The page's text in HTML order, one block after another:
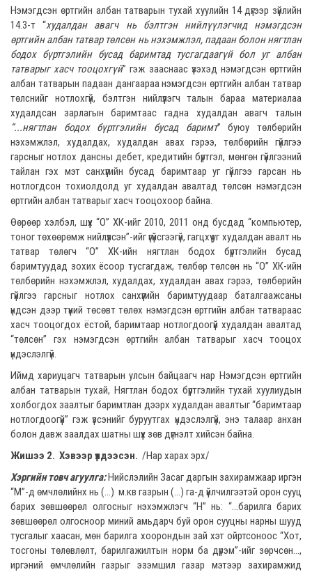
Нэмэгдсэн өртгийн албан татварын тухай хуулийн 14 дүгээр зүйлийн
14.3-т “худалдан авагч нь бэлтгэн нийлүүлэгчид нэмэгдсэн
өртгийн албан татвар төлсөн нь нэхэмжлэл, падаан болон нягтлан
бодох бүртгэлийн бусад баримтад тусгагдаагүй бол уг албан
татварыг хасч тооцохгүй” гэж зааснаас үзэхэд нэмэгдсэн өртгийн
албан татварын падаан дангаараа нэмэгдсэн өртгийн албан татвар
төлснийг нотлохгүй, бэлтгэн нийлүүлэгч талын бараа материалаа
худалдсан зарлагын баримтаас гадна худалдан авагч талын
“...нягтлан бодох бүртгэлийн бусад баримт” буюу төлбөрийн
нэхэмжлэл, худалдах, худалдан авах гэрээ, төлбөрийн гүйлгээ
гарсныг нотлох дансны дебет, кредитийн бүртгэл, мөнгөн гүйлгээний
тайлан гэх мэт санхүүгийн бусад баримтаар уг гүйлгээ гарсан нь
нотлогдсон тохиолдолд уг худалдан авалтад төлсөн нэмэгдсэн
өртгийн албан татварыг хасч тооцохоор байна.
Өөрөөр хэлбэл, шүүх “О” ХК-ийг 2010, 2011 онд бусдад “компьютер,
тоног төхөөрөмж нийлүүлсэн”-ийг үгүйсгээгүй, гагцхүү уг худалдан авалт нь
татвар төлөгч “О” ХК-ийн нягтлан бодох бүртгэлийн бусад
баримтуудад зохих ёсоор тусгагдаж, төлбөр төлсөн нь “О” ХК-ийн
төлбөрийн нэхэмжлэл, худалдах, худалдан авах гэрээ, төлбөрийн
гүйлгээ гарсныг нотлох санхүүгийн баримтуудаар баталгаажсаны
үндсэн дээр түүний төсөвт төлөх нэмэгдсэн өртгийн албан татвараас
хасч тооцогдох ёстой, баримтаар нотлогдоогүй худалдан авалтад
“төлсөн” гэх нэмэгдсэн өртгийн албан татварыг хасч тооцох
үндэслэлгүй.
Иймд хариуцагч татварын улсын байцаагч нар Нэмэгдсэн өртгийн
албан татварын тухай, Нягтлан бодох бүртгэлийн тухай хуулиудын
холбогдох заалтыг баримтлан дээрх худалдан авалтыг “баримтаар
нотлогдоогүй” гэж үзсэнийг буруутгах үндэслэлгүй, энэ талаар анхан
болон давж заалдах шатны шүүх зөв дүгнэлт хийсэн байна.
Жишээ 2. Хэвээр үлдээсэн. /Нар харах эрх/
Хэргийн товч агуулга:Нийслэлийн Засаг даргын захирамжаар иргэн
“М”-д өмчлөлийнх нь (...) м.кв газрын (...) га-д үйлчилгээтэй орон сууц
барих зөвшөөрөл олгосныг нэхэмжлэгч “Н” нь: “...барилга барих
зөвшөөрөл олгосноор миний амьдарч буй орон сууцны нарны шууд
тусгалыг хаасан, мөн барилга хоорондын зай хэт ойртсоноос “Хот,
тосгоны төлөвлөлт, барилгажилтын норм ба дүрэм”-ийг зөрчсөн...,
иргэний өмчлөлийн газрыг эзэмшил газар мэтээр захирамжид